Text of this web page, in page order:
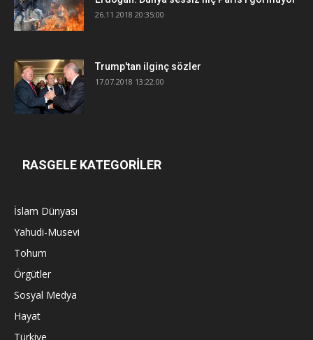
26.11.2018 20:35:00
Trump'tan ilginç sözler
17.07.2018 13:22:00
RASGELE KATEGORİLER
İslam Dünyası
Yahudi-Musevi
Tohum
Örgütler
Sosyal Medya
Hayat
Türkiye